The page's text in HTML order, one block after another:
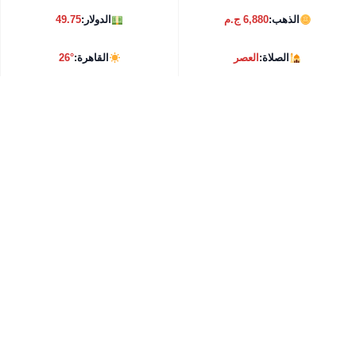
الذهب:6,880 ج.م الدولار:49.75
الصلاة:العصر القاهرة:26°